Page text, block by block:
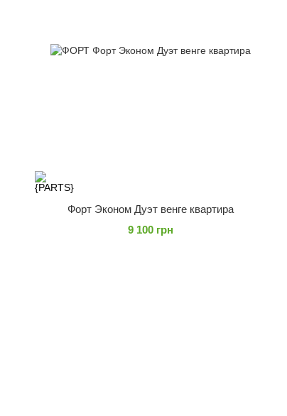
Форт Эконом Дуэт венге квартира
9 100 грн